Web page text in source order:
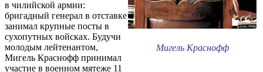
Мигель Краснофф
в чилийской армии:
бригадный генерал в отставке
занимал крупные посты в
сухопутных войсках. Будучи
молодым лейтенантом,
Мигель Краснофф принимал
участие в военном мятеже 11